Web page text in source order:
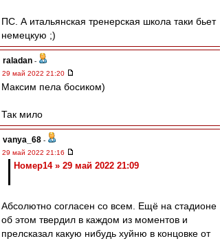
ПС. А итальянская тренерская школа таки бьет
немецкую ;)
raladan -
29 май 2022 21:20
Максим пела босиком)
Так мило
vanya_68 -
29 май 2022 21:16
Номер14 » 29 май 2022 21:09
Абсолютно согласен со всем. Ещё на стадионе
об этом твердил в каждом из моментов и
прелсказал какую нибудь хуйню в концовке от